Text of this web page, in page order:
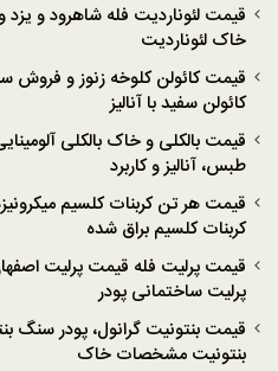
خاک لئوناردیت
کائولن سفید با آنالیز
طبس، آنالیز و کاربرد
کربنات کلسیم براق شده
پرلیت ساختمانی پودر
بنتونیت مشخصات خاک